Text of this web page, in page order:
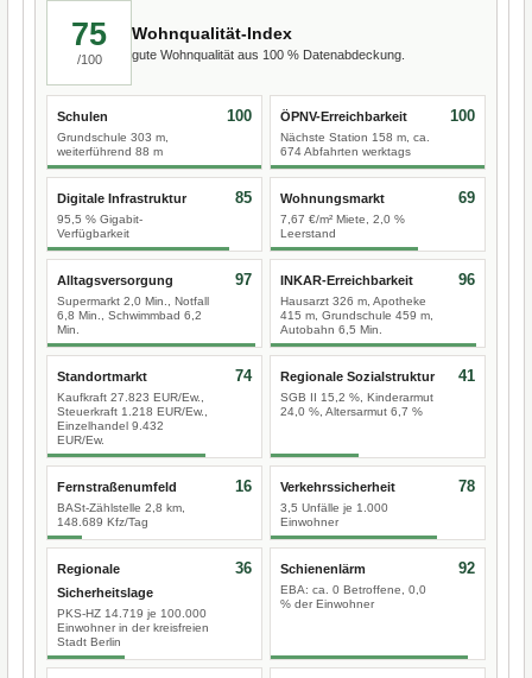
75
/100
Wohnqualität-Index
gute Wohnqualität aus 100 % Datenabdeckung.
Schulen
Grundschule 303 m,
weiterführend 88 m
100 ÖPNV-Erreichbarkeit
Nächste Station 158 m, ca.
674 Abfahrten werktags
100
Digitale Infrastruktur
95,5 % Gigabit-
Verfügbarkeit
85 Wohnungsmarkt
7,67 €/m² Miete, 2,0 %
Leerstand
69
Alltagsversorgung
Supermarkt 2,0 Min., Notfall
6,8 Min., Schwimmbad 6,2
Min.
97 INKAR-Erreichbarkeit
Hausarzt 326 m, Apotheke
415 m, Grundschule 459 m,
Autobahn 6,5 Min.
96
Standortmarkt
Kaufkraft 27.823 EUR/Ew.,
Steuerkraft 1.218 EUR/Ew.,
Einzelhandel 9.432
EUR/Ew.
74 Regionale Sozialstruktur
SGB II 15,2 %, Kinderarmut
24,0 %, Altersarmut 6,7 %
41
Fernstraßenumfeld
BASt-Zählstelle 2,8 km,
148.689 Kfz/Tag
16 Verkehrssicherheit
3,5 Unfälle je 1.000
Einwohner
78
Regionale
Sicherheitslage
PKS-HZ 14.719 je 100.000
Einwohner in der kreisfreien
Stadt Berlin
36 Schienenlärm
EBA: ca. 0 Betroffene, 0,0
% der Einwohner
92